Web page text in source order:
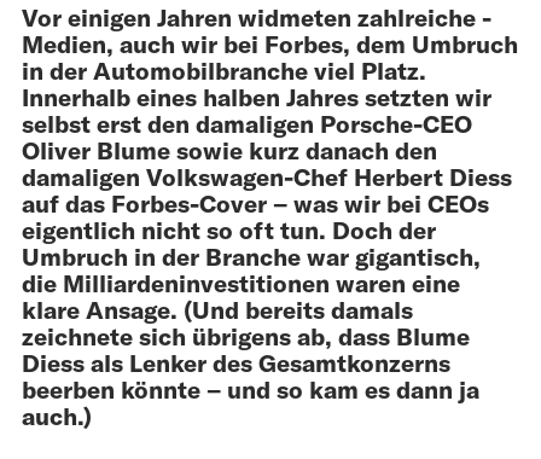
Vor einigen Jahren widmeten zahlreiche ­
Me­dien, auch wir bei Forbes, dem Umbruch
in der Auto­mobilbranche viel Platz.
Innerhalb eines halben Jahres setzten wir
selbst erst den damaligen Porsche-CEO
Oliver Blume sowie kurz danach den
damaligen Volkswagen-Chef Herbert Diess
auf das Forbes-Cover – was wir bei CEOs
eigentlich nicht so oft tun. Doch der
Umbruch in der Branche war gigantisch,
die Milliarden­investitionen waren eine
klare Ansage. (Und bereits damals
zeichnete sich übrigens ab, dass Blume
Diess als Lenker des Gesamtkonzerns
beerben könnte – und so kam es dann ja
auch.)